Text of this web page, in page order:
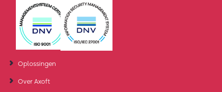
Oplossingen
Over Axoft